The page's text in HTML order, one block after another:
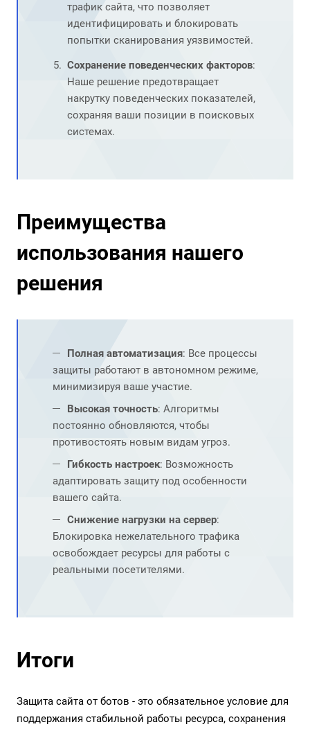
трафик сайта, что позволяет
идентифицировать и блокировать
попытки сканирования уязвимостей.
Сохранение поведенческих факторов:
Наше решение предотвращает
накрутку поведенческих показателей,
сохраняя ваши позиции в поисковых
системах.
Преимущества
использования нашего
решения
Полная автоматизация: Все процессы
защиты работают в автономном режиме,
минимизируя ваше участие.
Высокая точность: Алгоритмы
постоянно обновляются, чтобы
противостоять новым видам угроз.
Гибкость настроек: Возможность
адаптировать защиту под особенности
вашего сайта.
Снижение нагрузки на сервер:
Блокировка нежелательного трафика
освобождает ресурсы для работы с
реальными посетителями.
Итоги
Защита сайта от ботов - это обязательное условие для
поддержания стабильной работы ресурса, сохранения